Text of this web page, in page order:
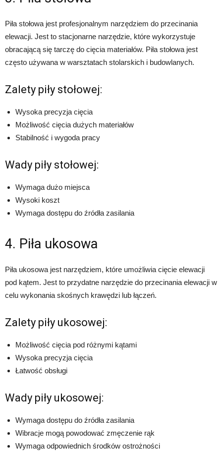
Piła stołowa jest profesjonalnym narzędziem do przecinania
elewacji. Jest to stacjonarne narzędzie, które wykorzystuje
obracającą się tarczę do cięcia materiałów. Piła stołowa jest
często używana w warsztatach stolarskich i budowlanych.
Zalety piły stołowej:
Wysoka precyzja cięcia
Możliwość cięcia dużych materiałów
Stabilność i wygoda pracy
Wady piły stołowej:
Wymaga dużo miejsca
Wysoki koszt
Wymaga dostępu do źródła zasilania
4. Piła ukosowa
Piła ukosowa jest narzędziem, które umożliwia cięcie elewacji
pod kątem. Jest to przydatne narzędzie do przecinania elewacji w
celu wykonania skośnych krawędzi lub łączeń.
Zalety piły ukosowej:
Możliwość cięcia pod różnymi kątami
Wysoka precyzja cięcia
Łatwość obsługi
Wady piły ukosowej:
Wymaga dostępu do źródła zasilania
Wibracje mogą powodować zmęczenie rąk
Wymaga odpowiednich środków ostrożności